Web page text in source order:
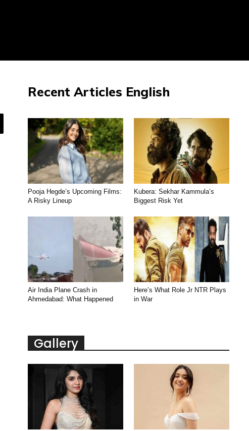
Recent Articles English
Pooja Hegde’s Upcoming Films:
A Risky Lineup
Kubera: Sekhar Kammula’s
Biggest Risk Yet
Air India Plane Crash in
Ahmedabad: What Happened
Here’s What Role Jr NTR Plays
in War
Gallery